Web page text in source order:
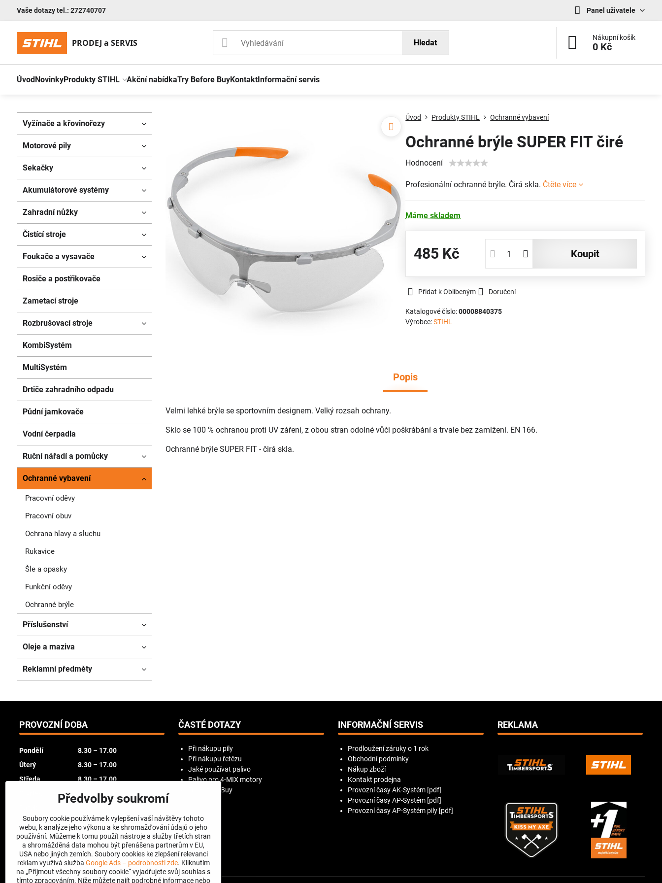
Vaše dotazy tel.: 272740707 Panel uživatele
Hledat
Nákupní košík
0 Kč
ÚvodNovinkyProdukty STIHL Akční nabídkaTry Before BuyKontaktInformační servis
Úvod Produkty STIHL Ochranné vybavení
Ochranné brýle SUPER FIT čiré
Hodnocení
Profesionální ochranné brýle. Čirá skla. Čtěte více
Máme skladem
485 Kč koupit
Přidat k Oblíbeným Doručení
Katalogové číslo:00008840375
Výrobce:STIHL
Popis
Velmi lehké brýle se sportovním designem. Velký rozsah ochrany.
Sklo se 100 % ochranou proti UV záření, z obou stran odolné vůči poškrábání a trvale bez zamlžení. EN 166.
Ochranné brýle SUPER FIT - čirá skla.
Vyžínače a křovinořezy
Motorové pily
Sekačky
Akumulátorové systémy
Zahradní nůžky
Čistící stroje
Foukače a vysavače
Rosiče a postřikovače
Zametací stroje
Rozbrušovací stroje
KombiSystém
MultiSystém
Drtiče zahradního odpadu
Půdní jamkovače
Vodní čerpadla
Ruční nářadí a pomůcky
Ochranné vybavení
Pracovní oděvy
Pracovní obuv
Ochrana hlavy a sluchu
Rukavice
Šle a opasky
Funkční oděvy
Ochranné brýle
Příslušenství
Oleje a maziva
Reklamní předměty
PROVOZNÍ DOBA
Pondělí
8.30 – 17.00
Úterý
8.30 – 17.00
Středa
8.30 – 17.00
8.30 – 17.00
8.30 – 16.00
Sobota
zavřeno
Neděle
zavřeno
ČASTÉ DOTAZY
Při nákupu pily
Při nákupu řetězu
Jaké používat palivo
Palivo pro 4-MIX motory
Try Before Buy
INFORMAČNÍ SERVIS
Prodloužení záruky o 1 rok
Obchodní podmínky
Nákup zboží
Kontakt prodejna
Provozní časy AK-Systém [pdf]
Provozní časy AP-Systém [pdf]
Provozní časy AP-Systém pily [pdf]
REKLAMA
Předvolby soukromí
Soubory cookie používáme k vylepšení vaší návštěvy tohoto
webu, k analýze jeho výkonu a ke shromažďování údajů o jeho
používání. Můžeme k tomu použít nástroje a služby třetích stran
a shromážděná data mohou být přenášena partnerům v EU,
USA nebo jiných zemích. Soubory cookies ke zlepšení relevanci
reklam využívá služba Google Ads – podrobnosti zde. Kliknutím
na „Přijmout všechny soubory cookie“ vyjadřujete svůj souhlas s
tímto zpracováním. Níže můžete najít podrobné informace nebo